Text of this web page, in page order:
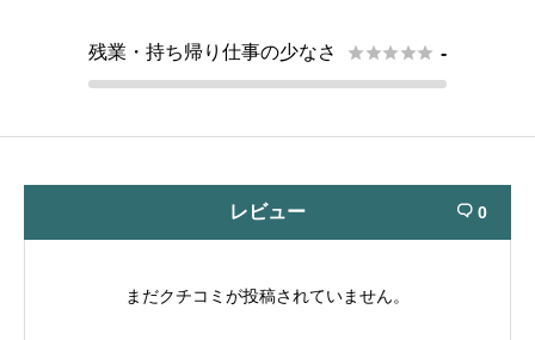
残業・持ち帰り仕事の少なさ  -
レビュー  0
まだクチコミが投稿されていません。